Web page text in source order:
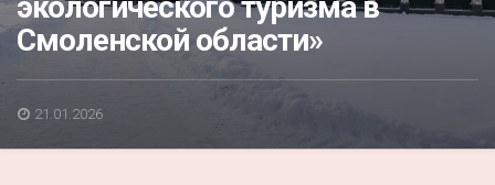
Конкурс
Люди родного края
Смоленской области»
21.01.2026